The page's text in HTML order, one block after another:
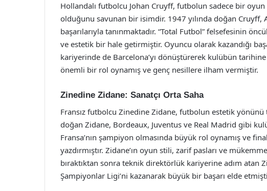
Hollandalı futbolcu Johan Cruyff, futbolun sadece bir oyun
olduğunu savunan bir isimdir. 1947 yılında doğan
başarılarıyla tanınmaktadır. “Total Futbol” felsefesinin
ve estetik bir hale getirmiştir. Oyuncu olarak kazandığı
kariyerinde de Barcelona’yı dönüştürerek kulübün
önemli bir rol oynamış ve genç nesillere ilham vermiştir.
Zinedine Zidane: Sanatçı Orta Saha
Fransız futbolcu Zinedine Zidane, futbolun estetik
doğan Zidane, Bordeaux, Juventus ve Real Madrid gibi
Fransa’nın şampiyon olmasında büyük rol oynamış ve
yazdırmıştır. Zidane’ın oyun stili, zarif pasları ve
bıraktıktan sonra teknik direktörlük kariyerine adım atan
Şampiyonlar Ligi’ni kazanarak büyük bir başarı elde